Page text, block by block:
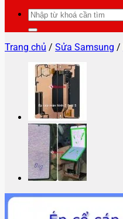
Tìm
kiếm:
Trang chủ / Sửa Samsung /